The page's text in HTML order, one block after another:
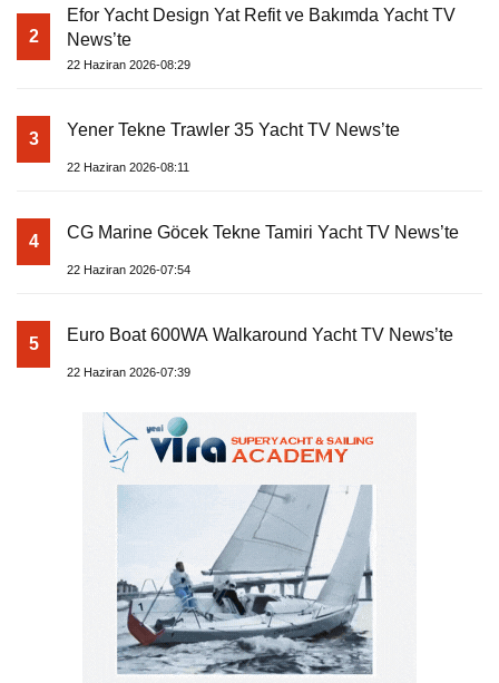
2
Efor Yacht Design Yat Refit ve Bakımda Yacht TV
News’te
22 Haziran 2026-08:29
3 Yener Tekne Trawler 35 Yacht TV News’te
22 Haziran 2026-08:11
4 CG Marine Göcek Tekne Tamiri Yacht TV News’te
22 Haziran 2026-07:54
5 Euro Boat 600WA Walkaround Yacht TV News’te
22 Haziran 2026-07:39